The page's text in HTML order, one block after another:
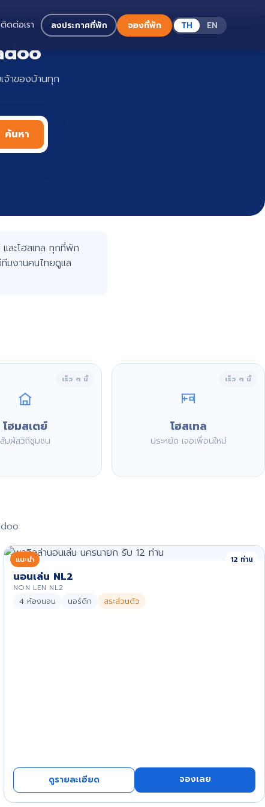
ติดต่อเรา ลงประกาศที่พัก จองที่พัก TH EN
าของบ้านทุก
ค้นหา
ละโฮสเทล ทุกที่พัก
มงานคนไทยดูแล
เร็ว ๆ นี้
โฮมสเตย์
สัมผัสวิถีชุมชน
เร็ว ๆ นี้
โฮสเทล
ประหยัด เจอเพื่อนใหม่
แนะนำ 12 ท่าน
นอนเล่น NL2
NON LEN NL2
4 ห้องนอน นอร์ดิก สระส่วนตัว
ดูรายละเอียด จองเลย